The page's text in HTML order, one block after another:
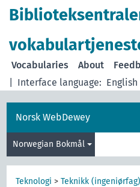
Interface language: English
Vocabularies About
Norsk WebDewey
Norwegian Bokmål
Teknologi >Teknikk (ingeniørfag)